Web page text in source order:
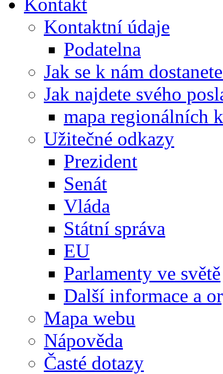
Kontaktní údaje
Podatelna
Jak se k nám
Jak najdete svého
mapa regionálních
Užitečné odkazy
Prezident
Senát
Vláda
Státní správa
EU
Parlamenty ve světě
Další informace a
Mapa webu
Nápověda
Časté dotazy